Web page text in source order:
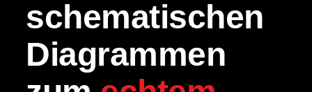
schematischen
Diagrammen